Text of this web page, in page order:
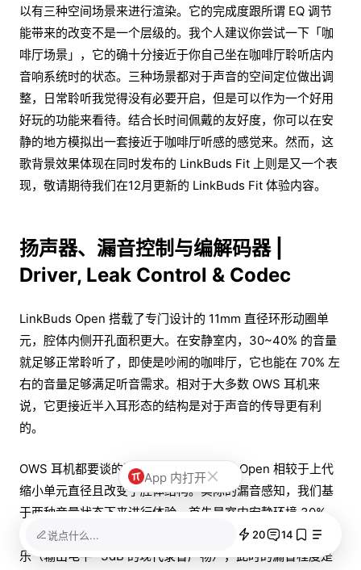
以有三种空间场景来进行渲染。它的完成度跟所谓 EQ 调节
能带来的改变不是一个层级的。我个人建议你尝试一下「咖
啡厅场景」，它的确十分接近于你自己坐在咖啡厅聆听店内
音响系统时的状态。三种场景都对于声音的空间定位做出调
整，日常聆听我觉得没有必要开启，但是可以作为一个好用
好玩的功能来看待。结合长时间佩戴的友好度，你可以在安
静的地方模拟出一套接近于咖啡厅听感的感觉来。然而，这
歌背景效果体现在同时发布的 LinkBuds Fit 上则是又一个表
现，敬请期待我们在12月更新的 LinkBuds Fit 体验内容。
扬声器、漏音控制与编解码器 |
Driver, Leak Control & Codec
LinkBuds Open 搭载了专门设计的 11mm 直径环形动圈单
元，腔体内侧开孔面积更大。在安静室内，30~40% 的音量
就足够正常聆听了，即使是吵闹的咖啡厅，它也能在 70% 左
右的音量足够满足听音需求。相对于大多数 OWS 耳机来
说，它更接近半入耳形态的结构是对于声音的传导更有利
的。
OWS 耳机都要谈的漏音问题。LinkBuds Open 相较于上代
缩小单元直径且改变了腔体结构。实际的漏音感知，我们基
于两种音量状态下来进行体验。首先是室内安静环境 30%
（音量满足听音需求），聆听现代非 acoustic 录音的流行音
乐（输出电平 -3dB 的现代录音产物），此时的漏音程度是
说点什么... 20 14
App 内打开